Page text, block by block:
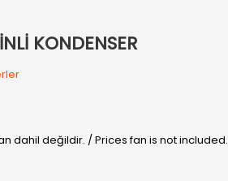
KONDENSER
dahil değildir. / Prices fan is not included.